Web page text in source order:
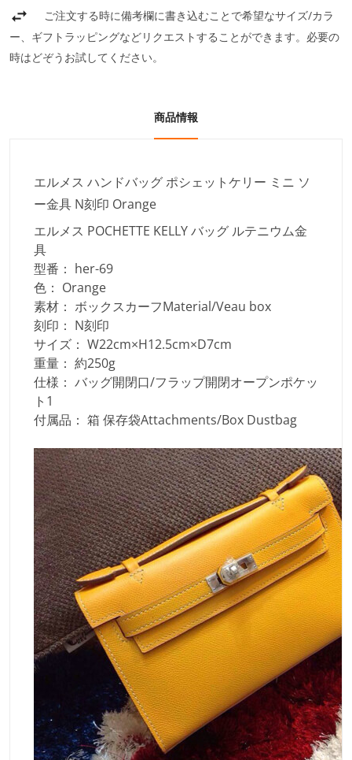
ご注文する時に備考欄に書き込むことで希望なサイズ/カラ
ー、ギフトラッピングなどリクエストすることができます。必要の
時はどぞうお試してください。
商品情報
エルメス ハンドバッグ ポシェットケリー ミニ ソ
ー金具 N刻印 Orange
エルメス POCHETTE KELLY バッグ ルテニウム金
具
型番： her-69
色： Orange
素材： ボックスカーフMaterial/Veau box
刻印： N刻印
サイズ： W22cm×H12.5cm×D7cm
重量： 約250g
仕様： バッグ開閉口/フラップ開閉オープンポケッ
ト1
付属品： 箱 保存袋Attachments/Box Dustbag